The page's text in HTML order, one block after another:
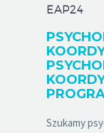
EAP24
Szukamy